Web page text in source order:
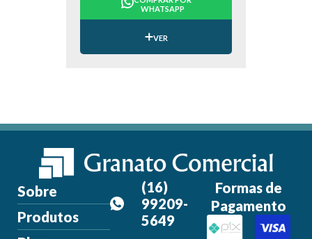
WHATSAPP
VER
Sobre
Produtos
(16)
99209-
5649
Formas de
Pagamento